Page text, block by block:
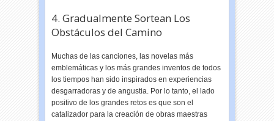
4. Gradualmente Sortean Los
Obstáculos del Camino
Muchas de las canciones, las novelas más
emblemáticas y los más grandes inventos de todos
los tiempos han sido inspirados en experiencias
desgarradoras y de angustia. Por lo tanto, el lado
positivo de los grandes retos es que son el
catalizador para la creación de obras maestras